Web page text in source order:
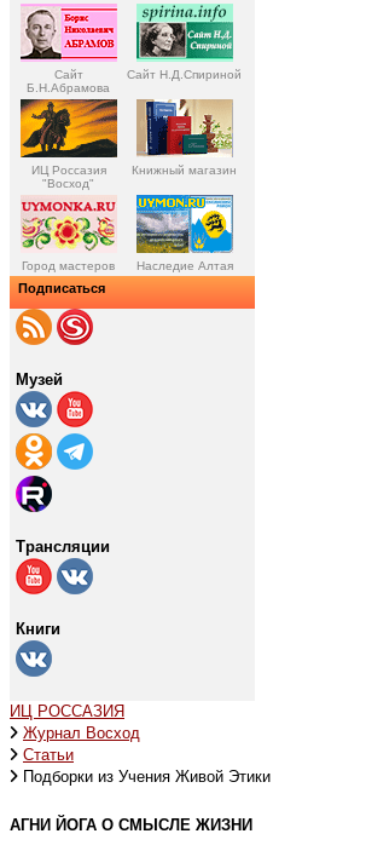
Сайт
Б.Н.Абрамова
Сайт Н.Д.Спириной
ИЦ Россазия
"Восход"
Книжный магазин
Город мастеров Наследие Алтая
Подписаться
Музей
Трансляции
Книги
ИЦ РОССАЗИЯ
Журнал Восход
Статьи
Подборки из Учения Живой Этики
АГНИ ЙОГА О СМЫСЛЕ ЖИЗНИ